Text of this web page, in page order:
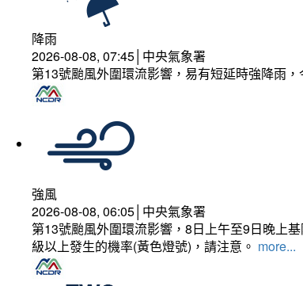
降雨
2026-08-08, 07:45│中央氣象署
第13號颱風外圍環流影響，易有短延時強降雨
強風
2026-08-08, 06:05│中央氣象署
第13號颱風外圍環流影響，8日上午至9日晚上
級以上發生的機率(黃色燈號)，請注意。 more...